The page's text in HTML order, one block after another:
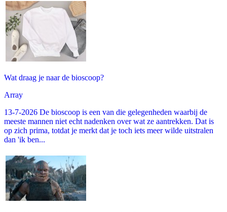
Wat draag je naar de bioscoop?
Array
13-7-2026 De bioscoop is een van die gelegenheden waarbij de
meeste mannen niet echt nadenken over wat ze aantrekken. Dat is
op zich prima, totdat je merkt dat je toch iets meer wilde uitstralen
dan 'ik ben...